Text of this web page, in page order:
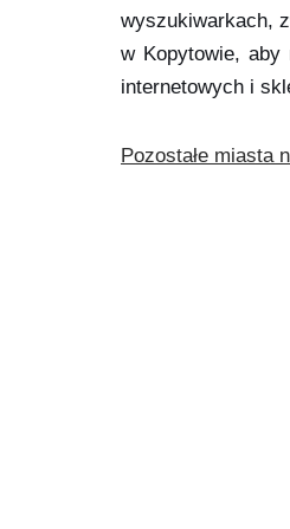
wyszukiwarkach,
w Kopytowie, aby
internetowych i
Pozostałe miasta